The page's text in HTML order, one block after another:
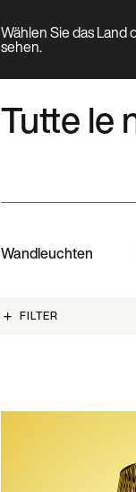
Wählen Sie das Land
sehen.
Tutte le
Wandleuchten
FILTER